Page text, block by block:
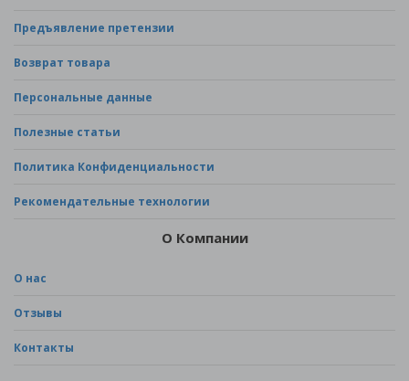
Предъявление претензии
Возврат товара
Персональные данные
Полезные статьи
Политика Конфиденциальности
Рекомендательные технологии
О Компании
О нас
Отзывы
Контакты